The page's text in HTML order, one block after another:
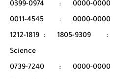
0399-0974
: 0000-0000
0011-4545
: 0000-0000
1212-1819 : 1805-9309 :
Science
0739-7240
: 0000-0000